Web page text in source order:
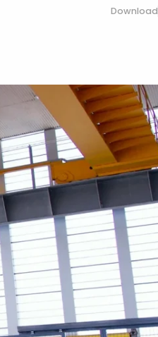
Download